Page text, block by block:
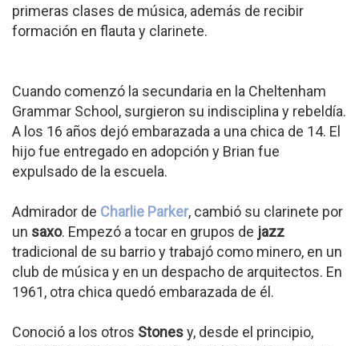
primeras clases de música, además de recibir
formación en flauta y clarinete.
Cuando comenzó la secundaria en la Cheltenham
Grammar School, surgieron su indisciplina y rebeldía.
A los 16 años dejó embarazada a una chica de 14. El
hijo fue entregado en adopción y Brian fue
expulsado de la escuela.
Admirador de Charlie Parker, cambió su clarinete por
un saxo. Empezó a tocar en grupos de jazz
tradicional de su barrio y trabajó como minero, en un
club de música y en un despacho de arquitectos. En
1961, otra chica quedó embarazada de él.
Conoció a los otros Stonesy, desde el principio,